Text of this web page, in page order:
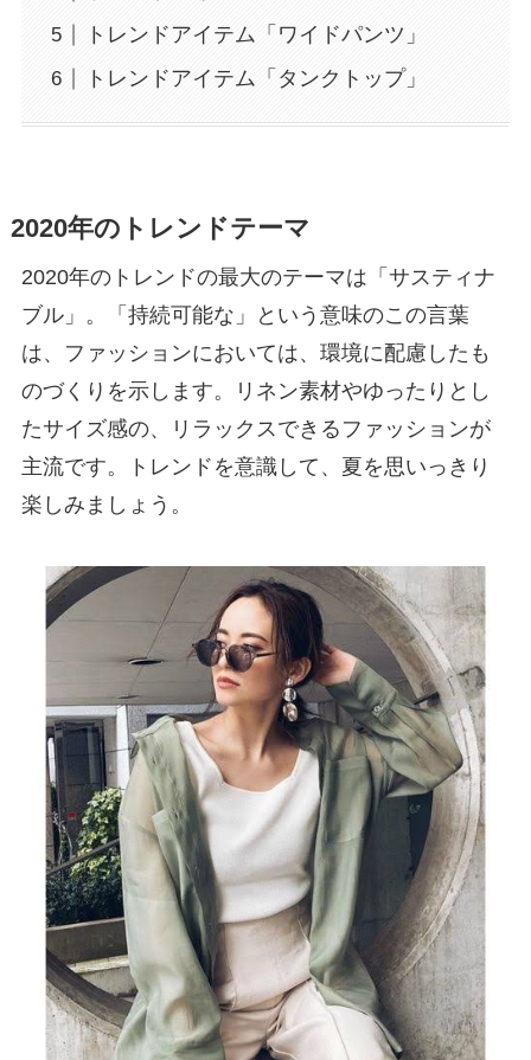
トレンドアイテム「ワイドパンツ」
トレンドアイテム「タンクトップ」
2020年のトレンドテーマ
2020年のトレンドの最大のテーマは「サスティナ
ブル」。「持続可能な」という意味のこの言葉
は、ファッションにおいては、環境に配慮したも
のづくりを示します。リネン素材やゆったりとし
たサイズ感の、リラックスできるファッションが
主流です。トレンドを意識して、夏を思いっきり
楽しみましょう。